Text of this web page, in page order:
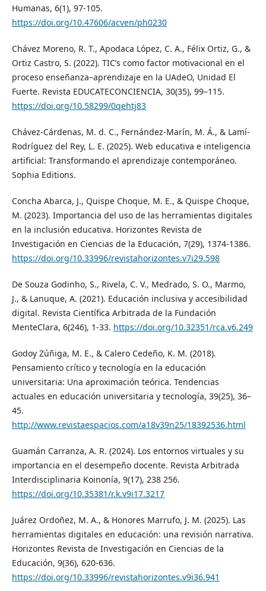
Humanas, 6(1), 97-105.
https://doi.org/10.47606/acven/ph0230
Chávez Moreno, R. T., Apodaca López, C. A., Félix Ortiz, G., &
Ortiz Castro, S. (2022). TIC’s como factor motivacional en el
proceso enseñanza–aprendizaje en la UAdeO, Unidad El
Fuerte. Revista EDUCATECONCIENCIA, 30(35), 99–115.
https://doi.org/10.58299/0qehtj83
Chávez-Cárdenas, M. d. C., Fernández-Marín, M. Á., & Lamí-
Rodríguez del Rey, L. E. (2025). Web educativa e inteligencia
artificial: Transformando el aprendizaje contemporáneo.
Sophia Editions.
Concha Abarca, J., Quispe Choque, M. E., & Quispe Choque,
M. (2023). Importancia del uso de las herramientas digitales
en la inclusión educativa. Horizontes Revista de
Investigación en Ciencias de la Educación, 7(29), 1374-1386.
https://doi.org/10.33996/revistahorizontes.v7i29.598
De Souza Godinho, S., Rivela, C. V., Medrado, S. O., Marmo,
J., & Lanuque, A. (2021). Educación inclusiva y accesibilidad
digital. Revista Científica Arbitrada de la Fundación
MenteClara, 6(246), 1-33. https://doi.org/10.32351/rca.v6.249
Godoy Zúñiga, M. E., & Calero Cedeño, K. M. (2018).
Pensamiento crítico y tecnología en la educación
universitaria: Una aproximación teórica. Tendencias
actuales en educación universitaria y tecnología, 39(25), 36–
45.
http://www.revistaespacios.com/a18v39n25/18392536.html
Guamán Carranza, A. R. (2024). Los entornos virtuales y su
importancia en el desempeño docente. Revista Arbitrada
Interdisciplinaria Koinonía, 9(17), 238 256.
https://doi.org/10.35381/r.k.v9i17.3217
Juárez Ordoñez, M. A., & Honores Marrufo, J. M. (2025). Las
herramientas digitales en educación: una revisión narrativa.
Horizontes Revista de Investigación en Ciencias de la
Educación, 9(36), 620-636.
https://doi.org/10.33996/revistahorizontes.v9i36.941